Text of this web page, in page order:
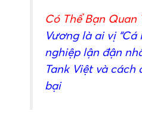
Có Thể Bạn Quan
Vương là aivị “Cá
nghiệp lận đận
Tank Việt và
bại